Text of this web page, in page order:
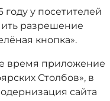
году у посетителей
разрешение
кнопка».
время приложение
Столбов», в
сайта